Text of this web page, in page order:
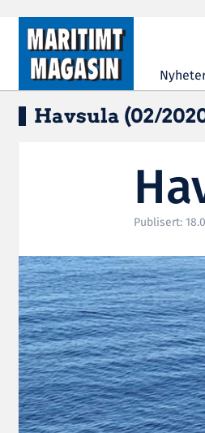
Hopp til hovedinnhold
Havsula (02/
Publisert: